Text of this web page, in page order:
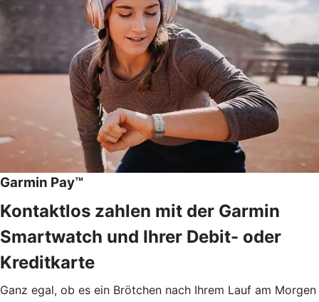
Garmin Pay™
Kontaktlos zahlen mit der Garmin
Smartwatch und Ihrer Debit- oder
Kreditkarte
Ganz egal, ob es ein Brötchen nach Ihrem Lauf am Morgen